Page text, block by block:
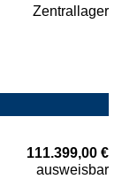
Zentrallager
111.399,00 €
ausweisbar